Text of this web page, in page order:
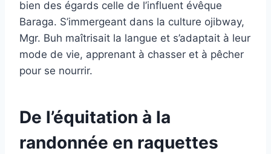
bien des égards celle de l’influent évêque
Baraga. S’immergeant dans la culture ojibway,
Mgr. Buh maîtrisait la langue et s’adaptait à leur
mode de vie, apprenant à chasser et à pêcher
pour se nourrir.
De l’équitation à la
randonnée en raquettes